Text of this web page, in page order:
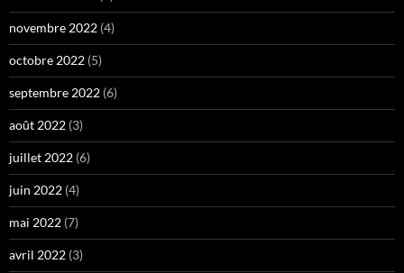
novembre 2022 (4)
octobre 2022 (5)
septembre 2022 (6)
août 2022 (3)
juillet 2022 (6)
juin 2022 (4)
mai 2022 (7)
avril 2022 (3)